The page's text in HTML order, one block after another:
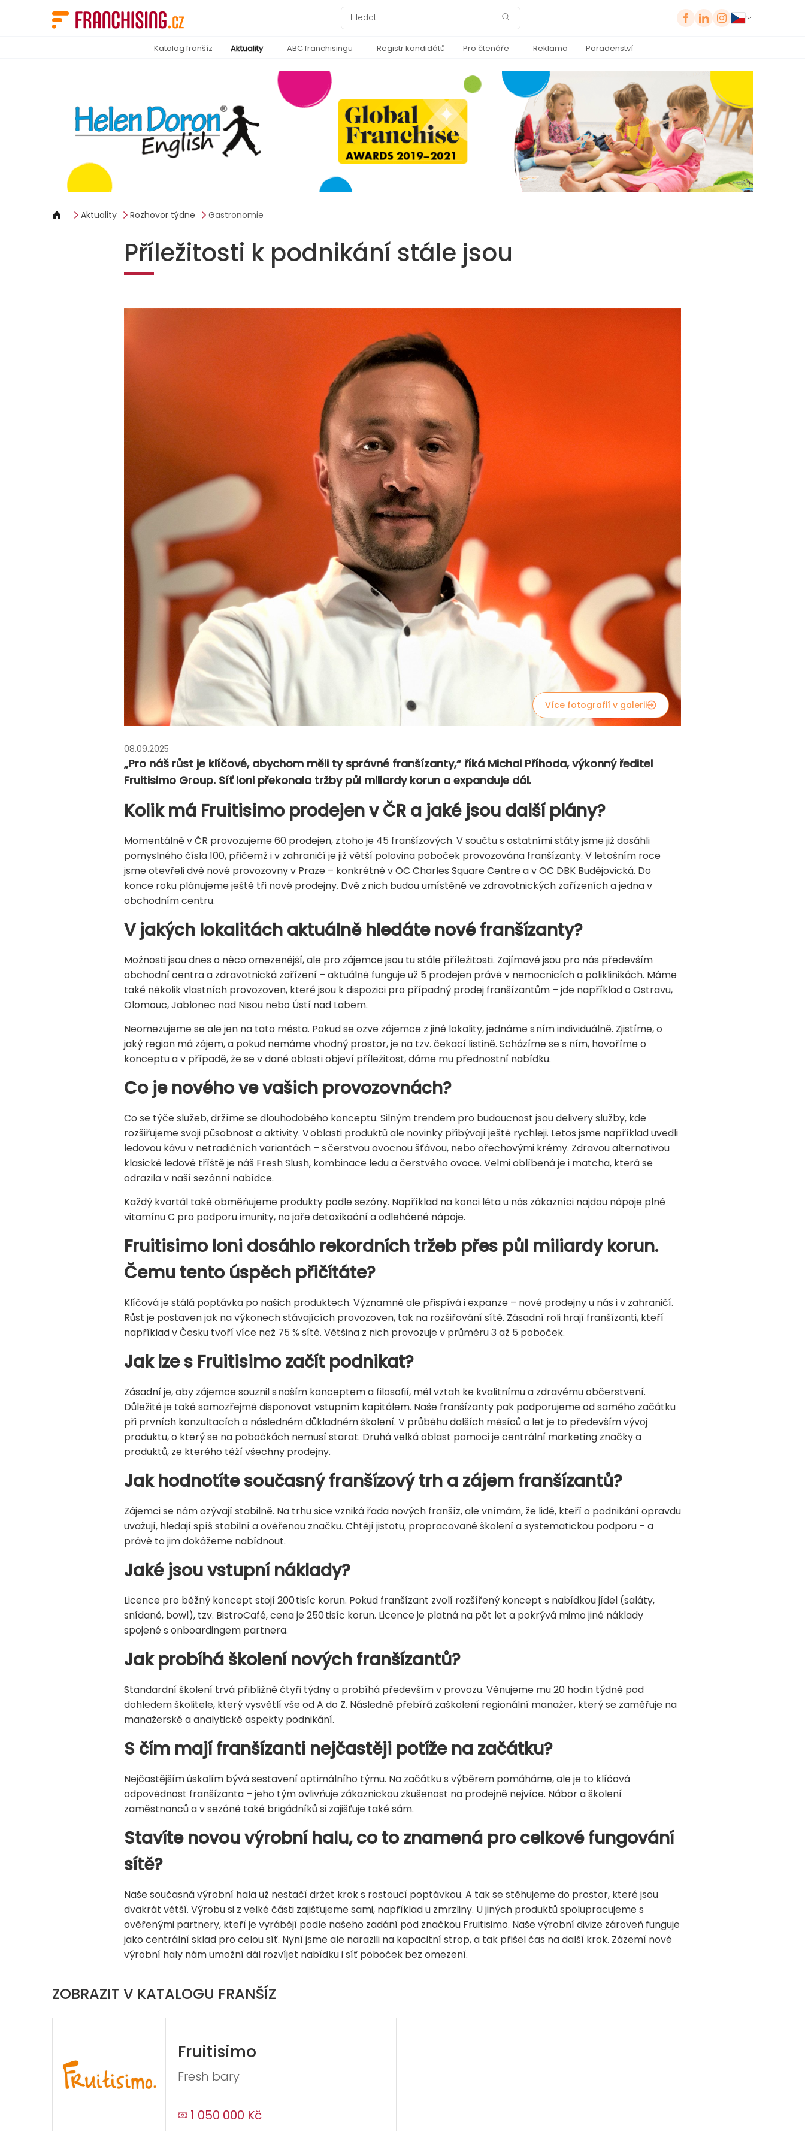
Katalog franšíz Aktuality ABC franchisingu Registr kandidátů Pro čtenáře Reklama Poradenství
Aktuality Rozhovor týdne Gastronomie
Příležitosti k podnikání stále jsou
Více fotografií v galerii
08.09.2025
„Pro náš růst je klíčové, abychom měli ty správné franšízanty,“ říká Michal Příhoda, výkonný ředitel
Fruitisimo Group. Síť loni překonala tržby půl miliardy korun a expanduje dál.
Kolik má Fruitisimo prodejen v ČR a jaké jsou další plány?
Momentálně v ČR provozujeme 60 prodejen, z toho je 45 franšízových. V součtu s ostatními státy jsme již dosáhli
pomyslného čísla 100, přičemž i v zahraničí je již větší polovina poboček provozována franšízanty. V letošním roce
jsme otevřeli dvě nové provozovny v Praze – konkrétně v OC Charles Square Centre a v OC DBK Budějovická. Do
konce roku plánujeme ještě tři nové prodejny. Dvě z nich budou umístěné ve zdravotnických zařízeních a jedna v
obchodním centru.
V jakých lokalitách aktuálně hledáte nové franšízanty?
Možnosti jsou dnes o něco omezenější, ale pro zájemce jsou tu stále příležitosti. Zajímavé jsou pro nás především
obchodní centra a zdravotnická zařízení – aktuálně funguje už 5 prodejen právě v nemocnicích a poliklinikách. Máme
také několik vlastních provozoven, které jsou k dispozici pro případný prodej franšízantům – jde například o Ostravu,
Olomouc, Jablonec nad Nisou nebo Ústí nad Labem.
Neomezujeme se ale jen na tato města. Pokud se ozve zájemce z jiné lokality, jednáme s ním individuálně. Zjistíme, o
jaký region má zájem, a pokud nemáme vhodný prostor, je na tzv. čekací listině. Scházíme se s ním, hovoříme o
konceptu a v případě, že se v dané oblasti objeví příležitost, dáme mu přednostní nabídku.
Co je nového ve vašich provozovnách?
Co se týče služeb, držíme se dlouhodobého konceptu. Silným trendem pro budoucnost jsou delivery služby, kde
rozšiřujeme svoji působnost a aktivity. V oblasti produktů ale novinky přibývají ještě rychleji. Letos jsme například uvedli
ledovou kávu v netradičních variantách – s čerstvou ovocnou šťávou, nebo ořechovými krémy. Zdravou alternativou
klasické ledové tříště je náš Fresh Slush, kombinace ledu a čerstvého ovoce. Velmi oblíbená je i matcha, která se
odrazila v naší sezónní nabídce.
Každý kvartál také obměňujeme produkty podle sezóny. Například na konci léta u nás zákazníci najdou nápoje plné
vitamínu C pro podporu imunity, na jaře detoxikační a odlehčené nápoje.
Fruitisimo loni dosáhlo rekordních tržeb přes půl miliardy korun.
Čemu tento úspěch přičítáte?
Klíčová je stálá poptávka po našich produktech. Významně ale přispívá i expanze – nové prodejny u nás i v zahraničí.
Růst je postaven jak na výkonech stávajících provozoven, tak na rozšiřování sítě. Zásadní roli hrají franšízanti, kteří
například v Česku tvoří více než 75 % sítě. Většina z nich provozuje v průměru 3 až 5 poboček.
Jak lze s Fruitisimo začít podnikat?
Zásadní je, aby zájemce souznil s naším konceptem a filosofií, měl vztah ke kvalitnímu a zdravému občerstvení.
Důležité je také samozřejmě disponovat vstupním kapitálem. Naše franšízanty pak podporujeme od samého začátku
při prvních konzultacích a následném důkladném školení. V průběhu dalších měsíců a let je to především vývoj
produktu, o který se na pobočkách nemusí starat. Druhá velká oblast pomoci je centrální marketing značky a
produktů, ze kterého těží všechny prodejny.
Jak hodnotíte současný franšízový trh a zájem franšízantů?
Zájemci se nám ozývají stabilně. Na trhu sice vzniká řada nových franšíz, ale vnímám, že lidé, kteří o podnikání opravdu
uvažují, hledají spíš stabilní a ověřenou značku. Chtějí jistotu, propracované školení a systematickou podporu – a
právě to jim dokážeme nabídnout.
Jaké jsou vstupní náklady?
Licence pro běžný koncept stojí 200 tisíc korun. Pokud franšízant zvolí rozšířený koncept s nabídkou jídel (saláty,
snídaně, bowl), tzv. BistroCafé, cena je 250 tisíc korun. Licence je platná na pět let a pokrývá mimo jiné náklady
spojené s onboardingem partnera.
Jak probíhá školení nových franšízantů?
Standardní školení trvá přibližně čtyři týdny a probíhá především v provozu. Věnujeme mu 20 hodin týdně pod
dohledem školitele, který vysvětlí vše od A do Z. Následně přebírá zaškolení regionální manažer, který se zaměřuje na
manažerské a analytické aspekty podnikání.
S čím mají franšízanti nejčastěji potíže na začátku?
Nejčastějším úskalím bývá sestavení optimálního týmu. Na začátku s výběrem pomáháme, ale je to klíčová
odpovědnost franšízanta – jeho tým ovlivňuje zákaznickou zkušenost na prodejně nejvíce. Nábor a školení
zaměstnanců a v sezóně také brigádníků si zajišťuje také sám.
Stavíte novou výrobní halu, co to znamená pro celkové fungování
sítě?
Naše současná výrobní hala už nestačí držet krok s rostoucí poptávkou. A tak se stěhujeme do prostor, které jsou
dvakrát větší. Výrobu si z velké části zajišťujeme sami, například u zmrzliny. U jiných produktů spolupracujeme s
ověřenými partnery, kteří je vyrábějí podle našeho zadání pod značkou Fruitisimo. Naše výrobní divize zároveň funguje
jako centrální sklad pro celou síť. Nyní jsme ale narazili na kapacitní strop, a tak přišel čas na další krok. Zázemí nové
výrobní haly nám umožní dál rozvíjet nabídku i síť poboček bez omezení.
ZOBRAZIT V KATALOGU FRANŠÍZ
Fruitisimo
Fresh bary
1 050 000 Kč